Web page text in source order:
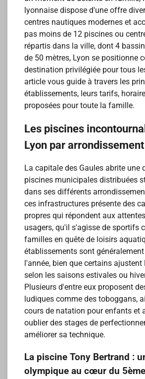
lyonnaise dispose d'une offre
centres nautiques modernes et
pas moins de 12 piscines ou
répartis dans la ville, dont 4
de 50 mètres, Lyon se positionne
destination privilégiée pour tous
article vous guide à travers les
établissements, leurs tarifs,
proposées pour toute la famille.
Les piscines
Lyon par arrondissement
La capitale des Gaules abrite une
piscines municipales distribuées
dans ses différents
ces infrastructures présente des
propres qui répondent aux
usagers, qu'il s'agisse de sportifs
familles en quête de loisirs
établissements sont
l'année, bien que certains
selon les saisons estivales ou
Plusieurs d'entre eux proposent
ludiques comme des toboggans,
cours de natation pour enfants et
oublier des stages de
améliorer sa technique.
La piscine Tony Bertrand :
olympique au cœur du 5ème